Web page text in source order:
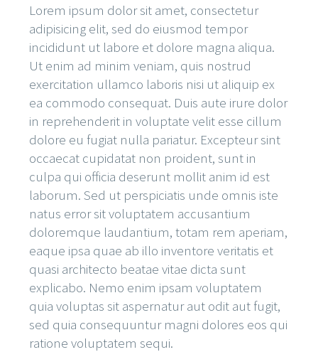
Lorem ipsum dolor sit amet, consectetur
adipisicing elit, sed do eiusmod tempor
incididunt ut labore et dolore magna aliqua.
Ut enim ad minim veniam, quis nostrud
exercitation ullamco laboris nisi ut aliquip ex
ea commodo consequat. Duis aute irure dolor
in reprehenderit in voluptate velit esse cillum
dolore eu fugiat nulla pariatur. Excepteur sint
occaecat cupidatat non proident, sunt in
culpa qui officia deserunt mollit anim id est
laborum. Sed ut perspiciatis unde omnis iste
natus error sit voluptatem accusantium
doloremque laudantium, totam rem aperiam,
eaque ipsa quae ab illo inventore veritatis et
quasi architecto beatae vitae dicta sunt
explicabo. Nemo enim ipsam voluptatem
quia voluptas sit aspernatur aut odit aut fugit,
sed quia consequuntur magni dolores eos qui
ratione voluptatem sequi.